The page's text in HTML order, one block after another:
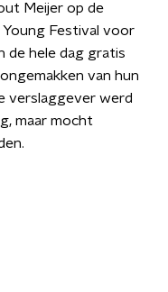
Meijer op de
Festival voor
de hele dag gratis
van hun
verslaggever werd
maar mocht